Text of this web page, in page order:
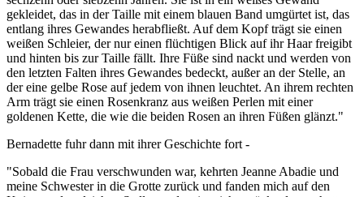
gekleidet, das in der Taille mit einem blauen Band umgürtet ist, das
entlang ihres Gewandes herabfließt. Auf dem Kopf trägt sie einen
weißen Schleier, der nur einen flüchtigen Blick auf ihr Haar freigibt
und hinten bis zur Taille fällt. Ihre Füße sind nackt und werden von
den letzten Falten ihres Gewandes bedeckt, außer an der Stelle, an
der eine gelbe Rose auf jedem von ihnen leuchtet. An ihrem rechten
Arm trägt sie einen Rosenkranz aus weißen Perlen mit einer
goldenen Kette, die wie die beiden Rosen an ihren Füßen glänzt."
Bernadette fuhr dann mit ihrer Geschichte fort -
"Sobald die Frau verschwunden war, kehrten Jeanne Abadie und
meine Schwester in die Grotte zurück und fanden mich auf den